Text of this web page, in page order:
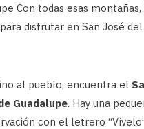
Con todas esas
disfrutar en San José
al pueblo, encuentra el
Guadalupe. Hay una
con el letrero